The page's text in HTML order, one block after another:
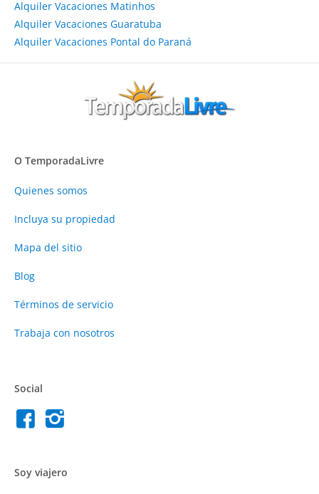
Alquiler Vacaciones Matinhos
Alquiler Vacaciones Guaratuba
Alquiler Vacaciones Pontal do Paraná
O TemporadaLivre
Quienes somos
Incluya su propiedad
Mapa del sitio
Blog
Términos de servicio
Trabaja con nosotros
Social
Soy viajero